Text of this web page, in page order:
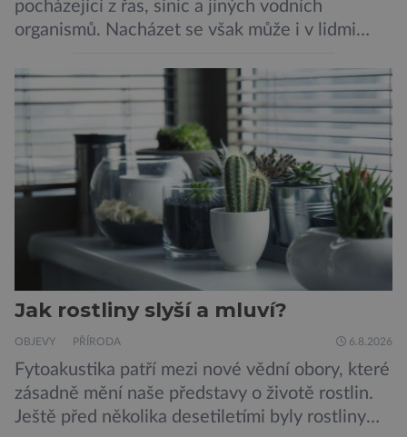
pocházející z řas, sinic a jiných vodních
organismů. Nacházet se však může i v lidmi
slávky. K příznakům otravy patří paralýza
dýchacích cest, dojít však může až k udušení.
Dosud proti tomuto jedu neexistovala
protilátka, nyní ji zřejmě vědci objevili, ovšem
její zdroj je […]
Jak rostliny slyší a mluví?
OBJEVY PŘÍRODA 6.8.2026
Fytoakustika patří mezi nové vědní obory, které
zásadně mění naše představy o životě rostlin.
Ještě před několika desetiletími byly rostliny